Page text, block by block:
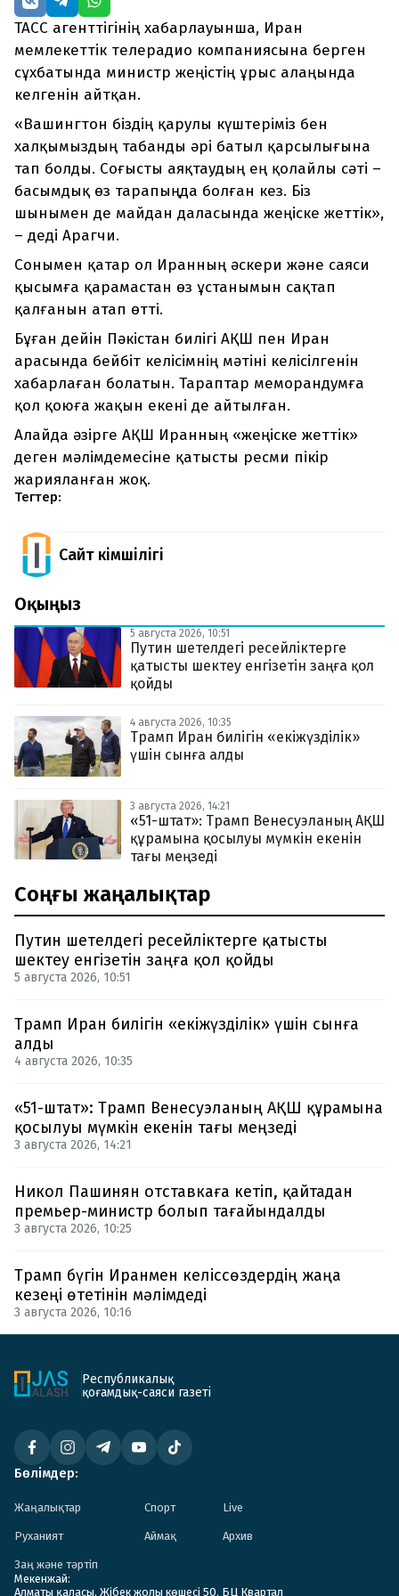
ТАСС агенттігінің хабарлауынша, Иран
мемлекеттік телерадио компаниясына берген
сұхбатында министр жеңістің ұрыс алаңында
келгенін айтқан.
«Вашингтон біздің қарулы күштеріміз бен
халқымыздың табанды әрі батыл қарсылығына
тап болды. Соғысты аяқтаудың ең қолайлы сәті –
басымдық өз тарапыңда болған кез. Біз
шынымен де майдан даласында жеңіске жеттік»,
– деді Арагчи.
Сонымен қатар ол Иранның әскери және саяси
қысымға қарамастан өз ұстанымын сақтап
қалғанын атап өтті.
Бұған дейін Пәкістан билігі АҚШ пен Иран
арасында бейбіт келісімнің мәтіні келісілгенін
хабарлаған болатын. Тараптар меморандумға
қол қоюға жақын екені де айтылған.
Алайда әзірге АҚШ Иранның «жеңіске жеттік»
деген мәлімдемесіне қатысты ресми пікір
жарияланған жоқ.
Тегтер:
Сайт Әкімшілігі
Оқыңыз
5 августа 2026, 10:51
Путин шетелдегі ресейліктерге
қатысты шектеу енгізетін заңға қол
қойды
4 августа 2026, 10:35
Трамп Иран билігін «екіжүзділік»
үшін сынға алды
3 августа 2026, 14:21
«51-штат»: Трамп Венесуэланың АҚШ
құрамына қосылуы мүмкін екенін
тағы меңзеді
Соңғы жаңалықтар
Путин шетелдегі ресейліктерге қатысты
шектеу енгізетін заңға қол қойды
5 августа 2026, 10:51
Трамп Иран билігін «екіжүзділік» үшін сынға
алды
4 августа 2026, 10:35
«51-штат»: Трамп Венесуэланың АҚШ құрамына
қосылуы мүмкін екенін тағы меңзеді
3 августа 2026, 14:21
Никол Пашинян отставкаға кетіп, қайтадан
премьер-министр болып тағайындалды
3 августа 2026, 10:25
Трамп бүгін Иранмен келіссөздердің жаңа
кезеңі өтетінін мәлімдеді
3 августа 2026, 10:16
Республикалық
қоғамдық-саяси газеті
Бөлімдер:
Жаңалықтар Спорт Live
Руханият Аймақ Архив
Заң және тәртіп
Мекенжай:
Алматы қаласы. Жібек жолы көшесі 50. БЦ Квартал